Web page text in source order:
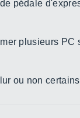
pédale
plusieurs PC
ou non